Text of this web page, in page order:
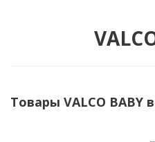
Товары VALCO BABY